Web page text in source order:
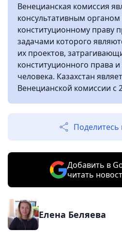
Венецианская комиссия
консультативным органом
конституционному праву
задачами которого
их проектов,
конституционного права
человека. Казахстан
Венецианской комиссии с
Добавить в
читать
Елена Беляева